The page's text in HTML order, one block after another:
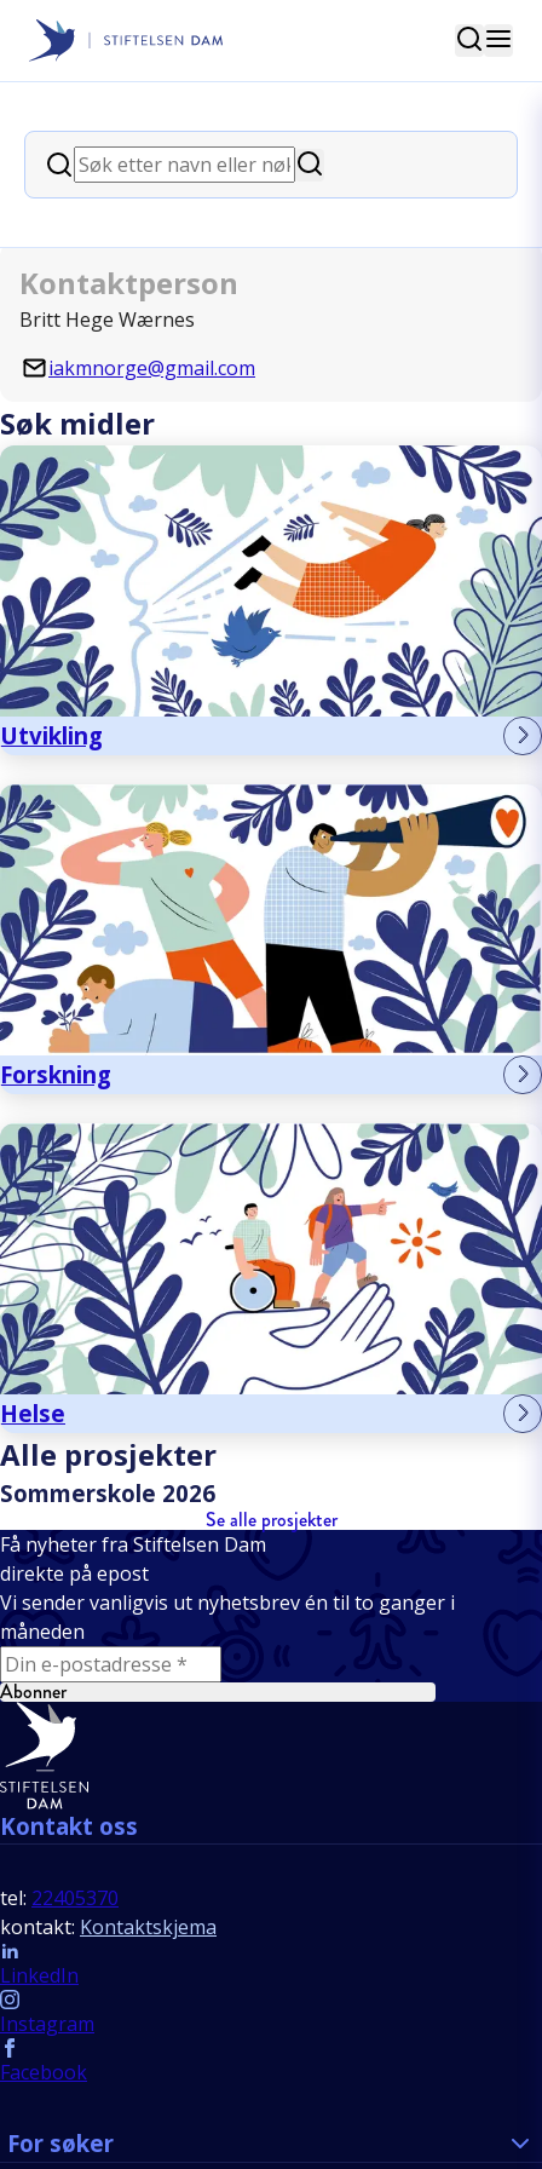
Stiftelsen Dam
Søk
Søk
Søk
back
International Association for the
Kontaktperson
Britt Hege Wærnes
iakmnorge@gmail.com
Søk midler
Utvikling
Forskning
Helse
Alle prosjekter
Sommerskole 2026
Se alle prosjekter
Få nyheter fra Stiftelsen Dam
direkte på epost
Vi sender vanligvis ut nyhetsbrev én til to ganger i
måneden
E-mail
Abonner
Bunntekst
Kontakt oss
tel: 22405370
kontakt: Kontaktskjema
Follow us
LinkedIn
Instagram
Facebook
For søker